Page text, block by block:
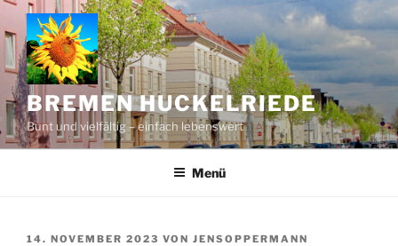
Zum
Inhalt
springen
BREMEN HUCKELRIEDE
Bunt und vielfältig – einfach lebenswert
Menü
VERÖFFENTLICHT
14. NOVEMBER 2023 VON JENSOPPERMANN